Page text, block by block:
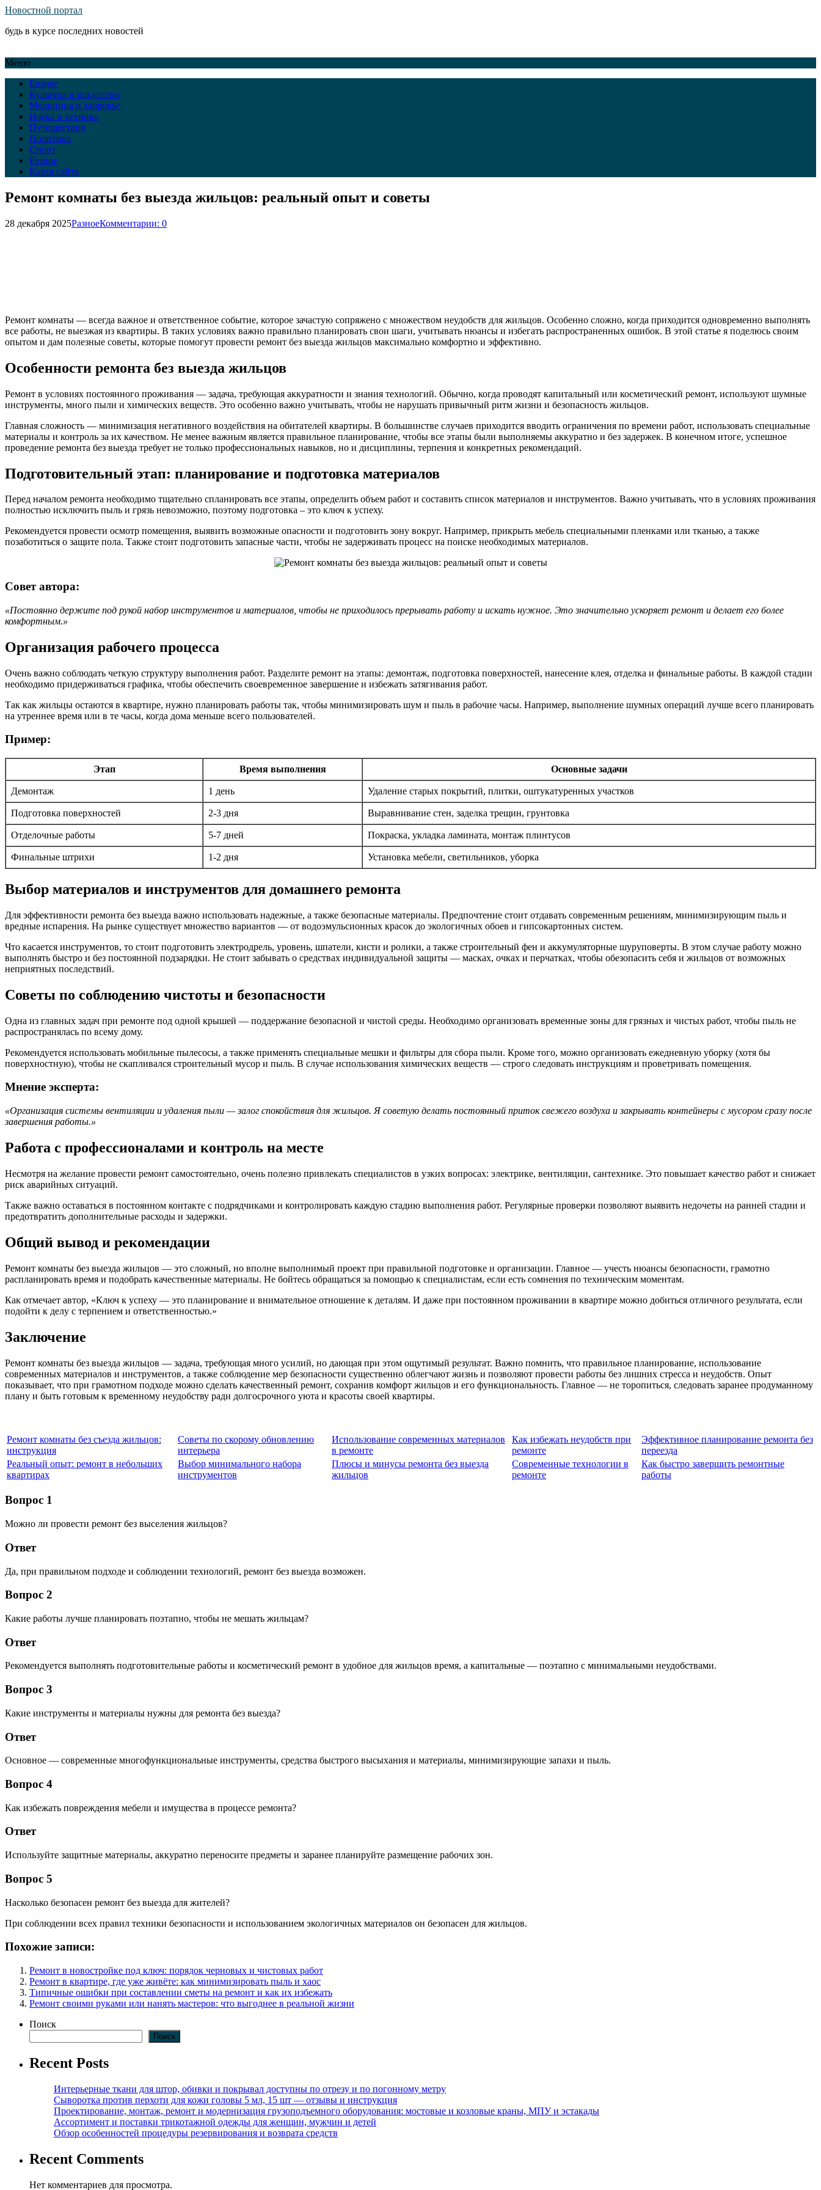
Новостной портал
будь в курсе последних новостей
Меню
Бизнес
Культура и искусство
Медицина и здоровье
Наука и техника
Путешествия
Политика
Спорт
Разное
Карта сайта
Ремонт комнаты без выезда жильцов: реальный опыт и советы
28 декабря 2025РазноеКомментарии: 0
Ремонт комнаты — всегда важное и ответственное событие, которое зачастую сопряжено с множеством неудобств для жильцов. Особенно сложно, когда приходится одновременно выполнять
все работы, не выезжая из квартиры. В таких условиях важно правильно планировать свои шаги, учитывать нюансы и избегать распространенных ошибок. В этой статье я поделюсь своим
опытом и дам полезные советы, которые помогут провести ремонт без выезда жильцов максимально комфортно и эффективно.
Особенности ремонта без выезда жильцов
Ремонт в условиях постоянного проживания — задача, требующая аккуратности и знания технологий. Обычно, когда проводят капитальный или косметический ремонт, используют шумные
инструменты, много пыли и химических веществ. Это особенно важно учитывать, чтобы не нарушать привычный ритм жизни и безопасность жильцов.
Главная сложность — минимизация негативного воздействия на обитателей квартиры. В большинстве случаев приходится вводить ограничения по времени работ, использовать специальные
материалы и контроль за их качеством. Не менее важным является правильное планирование, чтобы все этапы были выполняемы аккуратно и без задержек. В конечном итоге, успешное
проведение ремонта без выезда требует не только профессиональных навыков, но и дисциплины, терпения и конкретных рекомендаций.
Подготовительный этап: планирование и подготовка материалов
Перед началом ремонта необходимо тщательно спланировать все этапы, определить объем работ и составить список материалов и инструментов. Важно учитывать, что в условиях проживания
полностью исключить пыль и грязь невозможно, поэтому подготовка – это ключ к успеху.
Рекомендуется провести осмотр помещения, выявить возможные опасности и подготовить зону вокруг. Например, прикрыть мебель специальными пленками или тканью, а также
позаботиться о защите пола. Также стоит подготовить запасные части, чтобы не задерживать процесс на поиске необходимых материалов.
Совет автора:
«Постоянно держите под рукой набор инструментов и материалов, чтобы не приходилось прерывать работу и искать нужное. Это значительно ускоряет ремонт и делает его более
комфортным.»
Организация рабочего процесса
Очень важно соблюдать четкую структуру выполнения работ. Разделите ремонт на этапы: демонтаж, подготовка поверхностей, нанесение клея, отделка и финальные работы. В каждой стадии
необходимо придерживаться графика, чтобы обеспечить своевременное завершение и избежать затягивания работ.
Так как жильцы остаются в квартире, нужно планировать работы так, чтобы минимизировать шум и пыль в рабочие часы. Например, выполнение шумных операций лучше всего планировать
на утреннее время или в те часы, когда дома меньше всего пользователей.
Пример:
Этап Время выполнения Основные задачи
Демонтаж 1 день Удаление старых покрытий, плитки, оштукатуренных участков
Подготовка поверхностей 2-3 дня Выравнивание стен, заделка трещин, грунтовка
Отделочные работы 5-7 дней Покраска, укладка ламината, монтаж плинтусов
Финальные штрихи 1-2 дня Установка мебели, светильников, уборка
Выбор материалов и инструментов для домашнего ремонта
Для эффективности ремонта без выезда важно использовать надежные, а также безопасные материалы. Предпочтение стоит отдавать современным решениям, минимизирующим пыль и
вредные испарения. На рынке существует множество вариантов — от водоэмульсионных красок до экологичных обоев и гипсокартонных систем.
Что касается инструментов, то стоит подготовить электродрель, уровень, шпатели, кисти и ролики, а также строительный фен и аккумуляторные шуруповерты. В этом случае работу можно
выполнять быстро и без постоянной подзарядки. Не стоит забывать о средствах индивидуальной защиты — масках, очках и перчатках, чтобы обезопасить себя и жильцов от возможных
неприятных последствий.
Советы по соблюдению чистоты и безопасности
Одна из главных задач при ремонте под одной крышей — поддержание безопасной и чистой среды. Необходимо организовать временные зоны для грязных и чистых работ, чтобы пыль не
распространялась по всему дому.
Рекомендуется использовать мобильные пылесосы, а также применять специальные мешки и фильтры для сбора пыли. Кроме того, можно организовать ежедневную уборку (хотя бы
поверхностную), чтобы не скапливался строительный мусор и пыль. В случае использования химических веществ — строго следовать инструкциям и проветривать помещения.
Мнение эксперта:
«Организация системы вентиляции и удаления пыли — залог спокойствия для жильцов. Я советую делать постоянный приток свежего воздуха и закрывать контейнеры с мусором сразу после
завершения работы.»
Работа с профессионалами и контроль на месте
Несмотря на желание провести ремонт самостоятельно, очень полезно привлекать специалистов в узких вопросах: электрике, вентиляции, сантехнике. Это повышает качество работ и снижает
риск аварийных ситуаций.
Также важно оставаться в постоянном контакте с подрядчиками и контролировать каждую стадию выполнения работ. Регулярные проверки позволяют выявить недочеты на ранней стадии и
предотвратить дополнительные расходы и задержки.
Общий вывод и рекомендации
Ремонт комнаты без выезда жильцов — это сложный, но вполне выполнимый проект при правильной подготовке и организации. Главное — учесть нюансы безопасности, грамотно
распланировать время и подобрать качественные материалы. Не бойтесь обращаться за помощью к специалистам, если есть сомнения по техническим моментам.
Как отмечает автор, «Ключ к успеху — это планирование и внимательное отношение к деталям. И даже при постоянном проживании в квартире можно добиться отличного результата, если
подойти к делу с терпением и ответственностью.»
Заключение
Ремонт комнаты без выезда жильцов — задача, требующая много усилий, но дающая при этом ощутимый результат. Важно помнить, что правильное планирование, использование
современных материалов и инструментов, а также соблюдение мер безопасности существенно облегчают жизнь и позволяют провести работы без лишних стресса и неудобств. Опыт
показывает, что при грамотном подходе можно сделать качественный ремонт, сохранив комфорт жильцов и его функциональность. Главное — не торопиться, следовать заранее продуманному
плану и быть готовым к временному неудобству ради долгосрочного уюта и красоты своей квартиры.
Ремонт комнаты без съезда жильцов:
инструкция
Советы по скорому обновлению
интерьера
Использование современных материалов
в ремонте
Как избежать неудобств при
ремонте
Эффективное планирование ремонта без
переезда
Реальный опыт: ремонт в небольших
квартирах
Выбор минимального набора
инструментов
Плюсы и минусы ремонта без выезда
жильцов
Современные технологии в
ремонте
Как быстро завершить ремонтные
работы
Вопрос 1
Можно ли провести ремонт без выселения жильцов?
Ответ
Да, при правильном подходе и соблюдении технологий, ремонт без выезда возможен.
Вопрос 2
Какие работы лучше планировать поэтапно, чтобы не мешать жильцам?
Ответ
Рекомендуется выполнять подготовительные работы и косметический ремонт в удобное для жильцов время, а капитальные — поэтапно с минимальными неудобствами.
Вопрос 3
Какие инструменты и материалы нужны для ремонта без выезда?
Ответ
Основное — современные многофункциональные инструменты, средства быстрого высыхания и материалы, минимизирующие запахи и пыль.
Вопрос 4
Как избежать повреждения мебели и имущества в процессе ремонта?
Ответ
Используйте защитные материалы, аккуратно переносите предметы и заранее планируйте размещение рабочих зон.
Вопрос 5
Насколько безопасен ремонт без выезда для жителей?
При соблюдении всех правил техники безопасности и использованием экологичных материалов он безопасен для жильцов.
Похожие записи:
Ремонт в новостройке под ключ: порядок черновых и чистовых работ
Ремонт в квартире, где уже живёте: как минимизировать пыль и хаос
Типичные ошибки при составлении сметы на ремонт и как их избежать
Ремонт своими руками или нанять мастеров: что выгоднее в реальной жизни
Поиск
Поиск
Recent Posts
Интерьерные ткани для штор, обивки и покрывал доступны по отрезу и по погонному метру
Сыворотка против перхоти для кожи головы 5 мл, 15 шт — отзывы и инструкция
Проектирование, монтаж, ремонт и модернизация грузоподъемного оборудования: мостовые и козловые краны, МПУ и эстакады
Ассортимент и поставки трикотажной одежды для женщин, мужчин и детей
Обзор особенностей процедуры резервирования и возврата средств
Recent Comments
Нет комментариев для просмотра.